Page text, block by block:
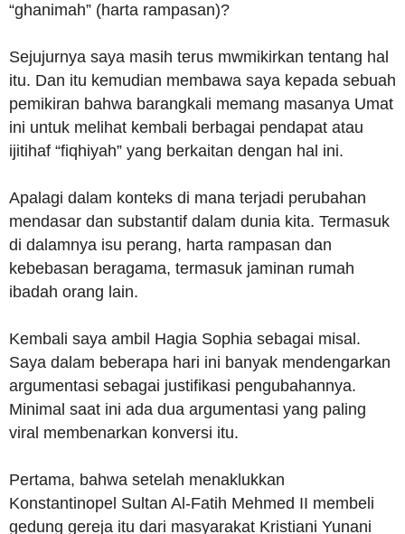
“ghanimah” (harta rampasan)?
Sejujurnya saya masih terus mwmikirkan tentang hal
itu. Dan itu kemudian membawa saya kepada sebuah
pemikiran bahwa barangkali memang masanya Umat
ini untuk melihat kembali berbagai pendapat atau
ijitihaf “fiqhiyah” yang berkaitan dengan hal ini.
Apalagi dalam konteks di mana terjadi perubahan
mendasar dan substantif dalam dunia kita. Termasuk
di dalamnya isu perang, harta rampasan dan
kebebasan beragama, termasuk jaminan rumah
ibadah orang lain.
Kembali saya ambil Hagia Sophia sebagai misal.
Saya dalam beberapa hari ini banyak mendengarkan
argumentasi sebagai justifikasi pengubahannya.
Minimal saat ini ada dua argumentasi yang paling
viral membenarkan konversi itu.
Pertama, bahwa setelah menaklukkan
Konstantinopel Sultan Al-Fatih Mehmed II membeli
gedung gereja itu dari masyarakat Kristiani Yunani